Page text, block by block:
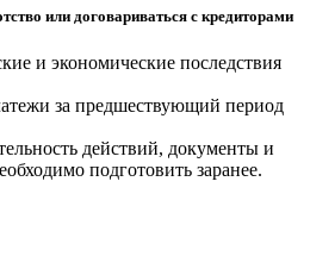
или договариваться с кредиторами
и экономические последствия
за предшествующий период
действий, документы и
подготовить заранее.